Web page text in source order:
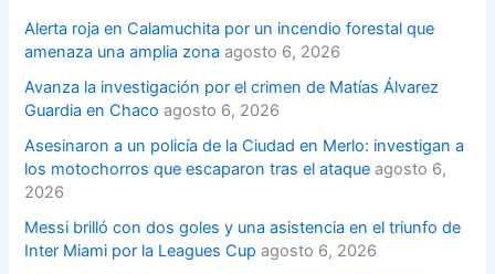
Alerta roja en Calamuchita por un incendio forestal que
amenaza una amplia zona agosto 6, 2026
Avanza la investigación por el crimen de Matías Álvarez
Guardia en Chaco agosto 6, 2026
Asesinaron a un policía de la Ciudad en Merlo: investigan a
los motochorros que escaparon tras el ataque agosto 6,
2026
Messi brilló con dos goles y una asistencia en el triunfo de
Inter Miami por la Leagues Cup agosto 6, 2026